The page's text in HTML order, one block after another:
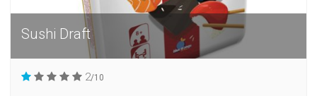
Sushi Draft
2/10